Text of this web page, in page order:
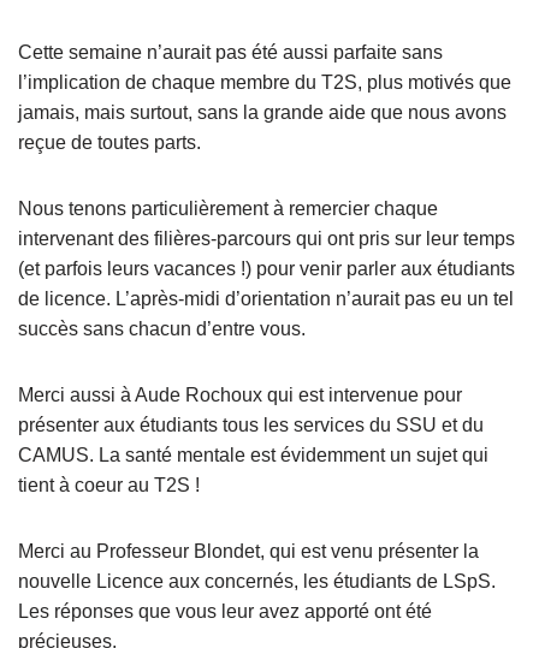
Cette semaine n’aurait pas été aussi parfaite sans
l’implication de chaque membre du T2S, plus motivés que
jamais, mais surtout, sans la grande aide que nous avons
reçue de toutes parts.
Nous tenons particulièrement à remercier chaque
intervenant des filières-parcours qui ont pris sur leur temps
(et parfois leurs vacances !) pour venir parler aux étudiants
de licence. L’après-midi d’orientation n’aurait pas eu un tel
succès sans chacun d’entre vous.
Merci aussi à Aude Rochoux qui est intervenue pour
présenter aux étudiants tous les services du SSU et du
CAMUS. La santé mentale est évidemment un sujet qui
tient à coeur au T2S !
Merci au Professeur Blondet, qui est venu présenter la
nouvelle Licence aux concernés, les étudiants de LSpS.
Les réponses que vous leur avez apporté ont été
précieuses.